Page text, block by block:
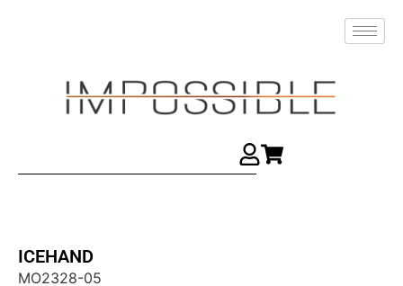
ICEHAND
MO2328-05